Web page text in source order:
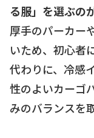
る服」を選ぶの
厚手のパーカー
いため、初心者
代わりに、冷感
性のよいカーゴ
みのバランスを